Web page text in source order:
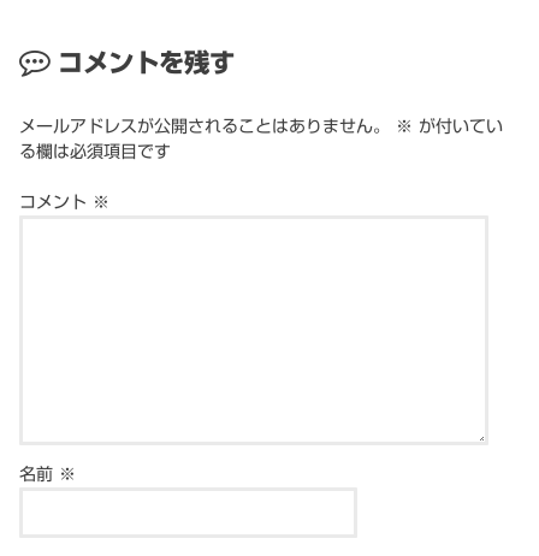
コメントを残す
メールアドレスが公開されることはありません。 ※ が付いてい
る欄は必須項目です
コメント ※
名前 ※